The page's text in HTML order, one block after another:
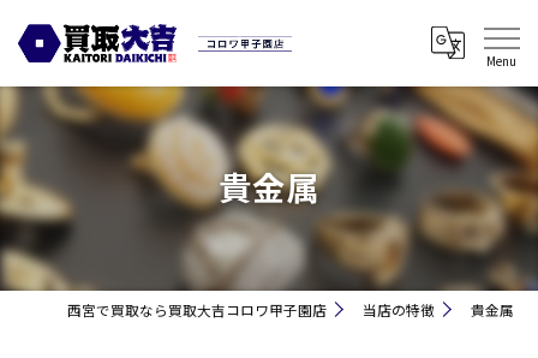
貴金属
西宮で買取なら買取大吉コロワ甲子園店 当店の特徴 貴金属